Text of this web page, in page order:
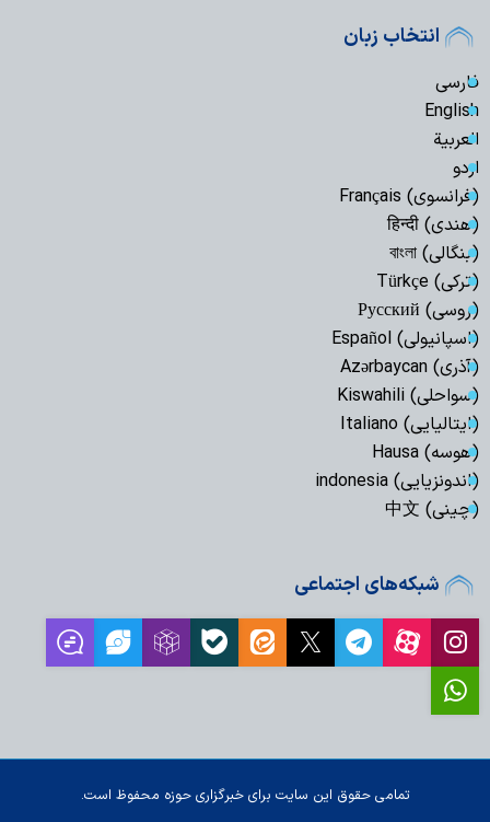
انتخاب زبان
فارسی
English
العربیة
اردو
(فرانسوی) Français
(هندی) हिन्दी
(بنگالی) বাংলা
(ترکی) Türkçe
(روسی) Русский
(اسپانیولی) Español
(آذری) Azərbaycan
(سواحلی) Kiswahili
(ایتالیایی) Italiano
(هوسه) Hausa
(اندونزیایی) indonesia
(چینی) 中文
شبکه‌های اجتماعی
تمامی حقوق این سایت برای خبرگزاری حوزه محفوظ است.